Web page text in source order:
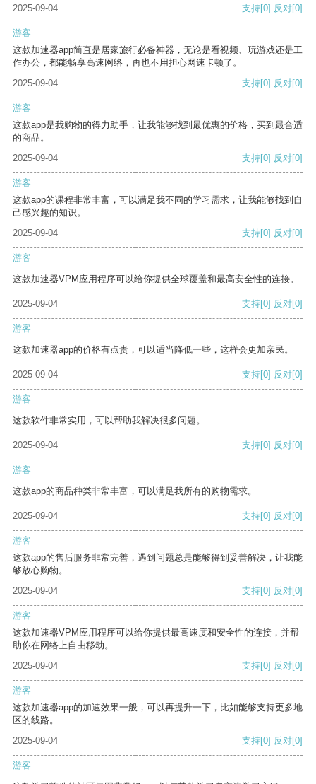
2025-09-04 支持[0] 反对[0]
游客
这款加速器app简直是居家旅行必备神器，无论是看视频、玩游戏还是工
作办公，都能畅享高速网络，再也不用担心网速卡顿了。
2025-09-04
支持[0] 反对[0]
游客
这款app是我购物的得力助手，让我能够找到最优惠的价格，买到最合适
的商品。
2025-09-04
支持[0] 反对[0]
游客
这款app的课程非常丰富，可以满足我不同的学习需求，让我能够找到自
己感兴趣的知识。
2025-09-04
支持[0] 反对[0]
游客
这款加速器VPM应用程序可以给你提供全球覆盖和最高安全性的连接。
2025-09-04 支持[0] 反对[0]
游客
这款加速器app的价格有点贵，可以适当降低一些，这样会更加亲民。
2025-09-04 支持[0] 反对[0]
游客
这款软件非常实用，可以帮助我解决很多问题。
2025-09-04 支持[0] 反对[0]
游客
这款app的商品种类非常丰富，可以满足我所有的购物需求。
2025-09-04 支持[0] 反对[0]
游客
这款app的售后服务非常完善，遇到问题总是能够得到妥善解决，让我能
够放心购物。
2025-09-04
支持[0] 反对[0]
游客
这款加速器VPM应用程序可以给你提供最高速度和安全性的连接，并帮
助你在网络上自由移动。
2025-09-04
支持[0] 反对[0]
游客
这款加速器app的加速效果一般，可以再提升一下，比如能够支持更多地
区的线路。
2025-09-04
支持[0] 反对[0]
游客